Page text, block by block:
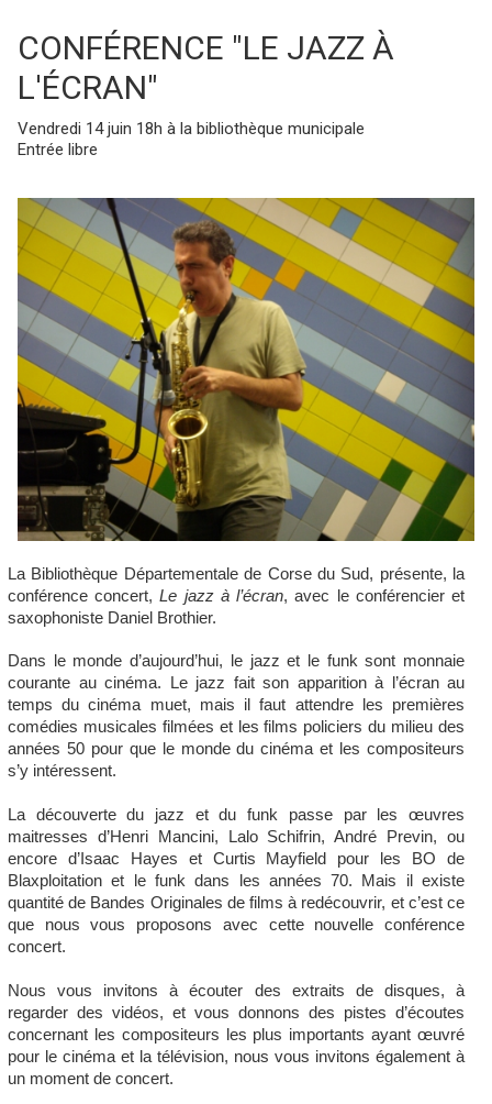
CONFÉRENCE "LE JAZZ À
L'ÉCRAN"
Vendredi 14 juin 18h à la bibliothèque municipale
Entrée libre
La Bibliothèque Départementale de Corse du Sud, présente, la
conférence concert,Le jazz à l’écran, avec le conférencier et
saxophoniste Daniel Brothier.
Dans le monde d’aujourd’hui, le jazz et le funk sont monnaie
courante au cinéma. Le jazz fait son apparition à l’écran au
temps du cinéma muet, mais il faut attendre les premières
comédies musicales filmées et les films policiers du milieu des
années 50 pour que le monde du cinéma et les compositeurs
s’y intéressent.
La découverte du jazz et du funk passe par les œuvres
maitresses d’Henri Mancini, Lalo Schifrin, André Previn, ou
encore d’Isaac Hayes et Curtis Mayfield pour les BO de
Blaxploitation et le funk dans les années 70. Mais il existe
quantité de Bandes Originales de films à redécouvrir, et c’est ce
que nous vous proposons avec cette nouvelle conférence
concert.
Nous vous invitons à écouter des extraits de disques, à
regarder des vidéos, et vous donnons des pistes d’écoutes
concernant les compositeurs les plus importants ayant œuvré
pour le cinéma et la télévision, nous vous invitons également à
un moment de concert.